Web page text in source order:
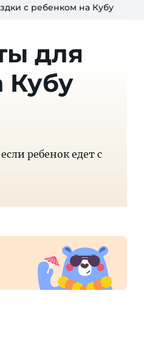
с ребенком на Кубу
для
Кубу
ребенок едет с